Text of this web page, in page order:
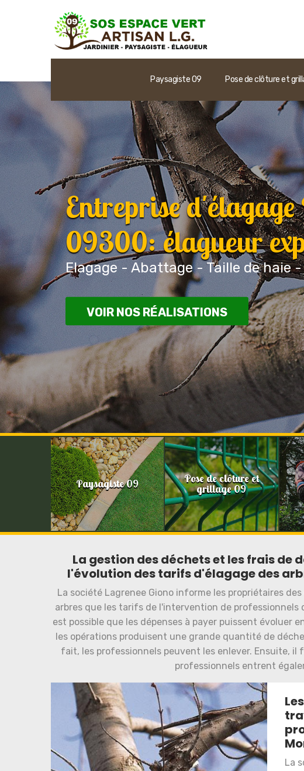
Paysagiste 09 Pose de clôture et
Entreprise
09300: élagueur
Elagage - Abattage - Taille de haie
VOIR NOS RÉALISATIONS
Paysagiste 09 Pose de clôture et
grillage 09
La gestion des déchets et les frais de
l'évolution des tarifs d'élagage des
La société Lagrenee Giono informe les propriétaires
arbres que les tarifs de l'intervention de professionnels
est possible que les dépenses à payer puissent évoluer
les opérations produisent une grande quantité de
fait, les professionnels peuvent les enlever. Ensuite,
professionnels entrent
La